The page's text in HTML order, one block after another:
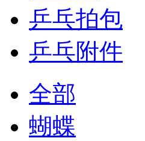
乒乓拍包
乒乓附件
全部
蝴蝶